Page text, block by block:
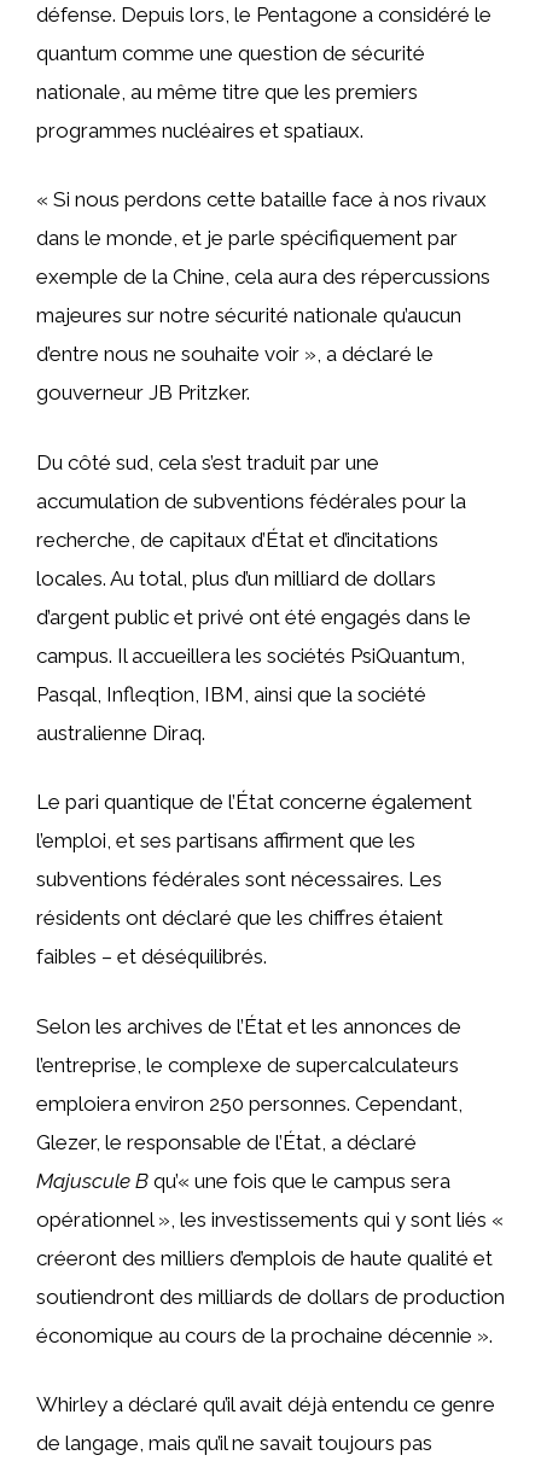
défense. Depuis lors, le Pentagone a considéré le
quantum comme une question de sécurité
nationale, au même titre que les premiers
programmes nucléaires et spatiaux.
« Si nous perdons cette bataille face à nos rivaux
dans le monde, et je parle spécifiquement par
exemple de la Chine, cela aura des répercussions
majeures sur notre sécurité nationale qu’aucun
d’entre nous ne souhaite voir », a déclaré le
gouverneur JB Pritzker.
Du côté sud, cela s’est traduit par une
accumulation de subventions fédérales pour la
recherche, de capitaux d’État et d’incitations
locales. Au total, plus d’un milliard de dollars
d’argent public et privé ont été engagés dans le
campus. Il accueillera les sociétés PsiQuantum,
Pasqal, Infleqtion, IBM, ainsi que la société
australienne Diraq.
Le pari quantique de l’État concerne également
l’emploi, et ses partisans affirment que les
subventions fédérales sont nécessaires. Les
résidents ont déclaré que les chiffres étaient
faibles – et déséquilibrés.
Selon les archives de l’État et les annonces de
l’entreprise, le complexe de supercalculateurs
emploiera environ 250 personnes. Cependant,
Glezer, le responsable de l’État, a déclaré
Majuscule B qu’« une fois que le campus sera
opérationnel », les investissements qui y sont liés «
créeront des milliers d’emplois de haute qualité et
soutiendront des milliards de dollars de production
économique au cours de la prochaine décennie ».
Whirley a déclaré qu’il avait déjà entendu ce genre
de langage, mais qu’il ne savait toujours pas